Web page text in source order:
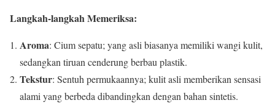
Langkah-langkah Memeriksa:
Aroma: Cium sepatu; yang asli biasanya memiliki wangi kulit,
sedangkan tiruan cenderung berbau plastik.
Tekstur: Sentuh permukaannya; kulit asli memberikan sensasi
alami yang berbeda dibandingkan dengan bahan sintetis.